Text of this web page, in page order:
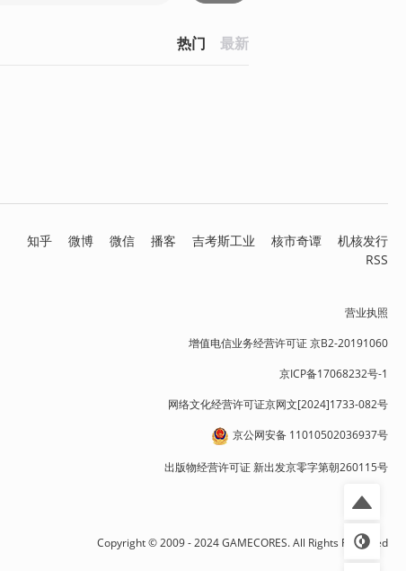
热门 最新
知乎 微博 微信 播客 吉考斯工业 核市奇谭
机核发行
RSS
营业执照
增值电信业务经营许可证 京B2-20191060
京ICP备17068232号-1
网络文化经营许可证京网文[2024]1733-082号
京公网安备 11010502036937号
出版物经营许可证 新出发京零字第朝260115号
Copyright © 2009 - 2024 GAMECORES. All Rights Reserved